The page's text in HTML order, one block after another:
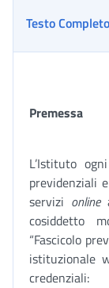
Testo Completo
Premessa
L’Istituto
previdenziali
servizi online
cosiddetto
“Fascicolo
istituzionale
credenziali: